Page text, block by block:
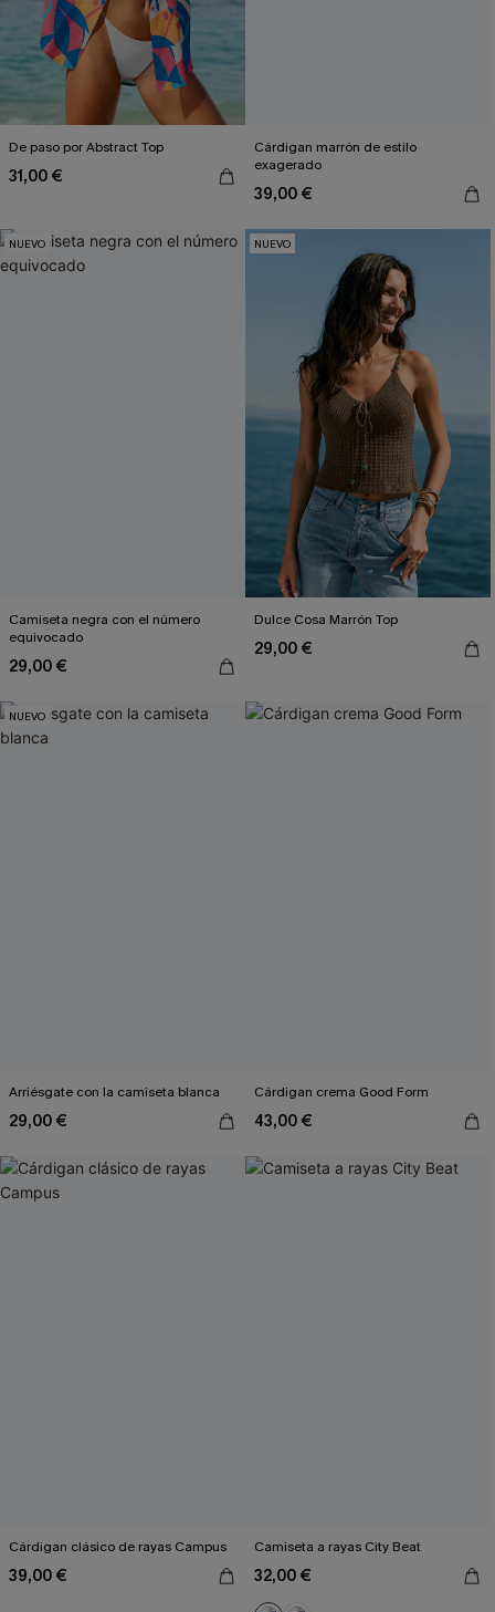
De paso por Abstract Top
31,00 €
Cárdigan marrón de estilo
exagerado
39,00 €
NUEVO
Camiseta negra con el número
equivocado
29,00 €
NUEVO
Dulce Cosa Marrón Top
29,00 €
NUEVO
Arriésgate con la camiseta blanca
29,00 €
Cárdigan crema Good Form
43,00 €
Cárdigan clásico de rayas Campus
39,00 €
Camiseta a rayas City Beat
32,00 €